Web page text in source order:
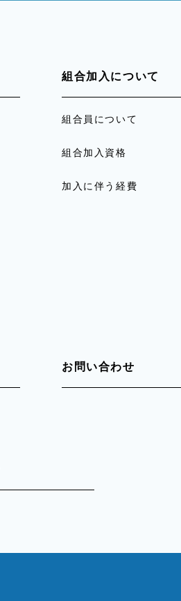
組合加入について
組合員について
組合加入資格
加入に伴う経費
お問い合わせ